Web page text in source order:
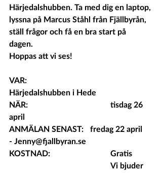
Härjedalshubben. Ta med dig en laptop,
lyssna på Marcus Ståhl från Fjällbyrån,
ställ frågor och få en bra start på
dagen.
Hoppas att vi ses!
VAR:
Härjedalshubben i Hede
NÄR: 				tisdag 26
april
ANMÄLAN SENAST: 	fredag 22 april
- Jenny@fjallbyran.se
KOSTNAD: 			Gratis